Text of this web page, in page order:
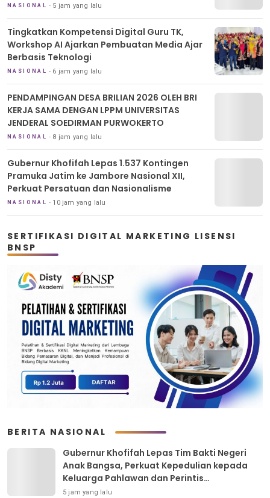
NASIONAL 5 jam yang lalu
Tingkatkan Kompetensi Digital Guru TK,
Workshop AI Ajarkan Pembuatan Media Ajar
Berbasis Teknologi
NASIONAL 6 jam yang lalu
PENDAMPINGAN DESA BRILIAN 2026 OLEH BRI
KERJA SAMA DENGAN LPPM UNIVERSITAS
JENDERAL SOEDIRMAN PURWOKERTO
NASIONAL 8 jam yang lalu
Gubernur Khofifah Lepas 1.537 Kontingen
Pramuka Jatim ke Jambore Nasional XII,
Perkuat Persatuan dan Nasionalisme
NASIONAL 10 jam yang lalu
SERTIFIKASI DIGITAL MARKETING LISENSI
BNSP
BERITA NASIONAL
Gubernur Khofifah Lepas Tim Bakti Negeri
Anak Bangsa, Perkuat Kepedulian kepada
Keluarga Pahlawan dan Perintis
Kemerdekaan
5 jam yang lalu